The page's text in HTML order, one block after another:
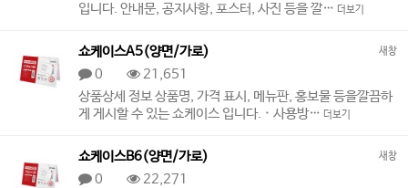
입니다. 안내문, 공지사항, 포스터, 사진 등을 깔… 더보기
새창
쇼케이스A5(양면/가로)
0
21,651
상품상세 정보 상품명, 가격 표시, 메뉴판, 홍보물 등을깔끔하
게 게시할 수 있는 쇼케이스 입니다. · 사용방… 더보기
새창
쇼케이스B6(양면/가로)
0
22,271